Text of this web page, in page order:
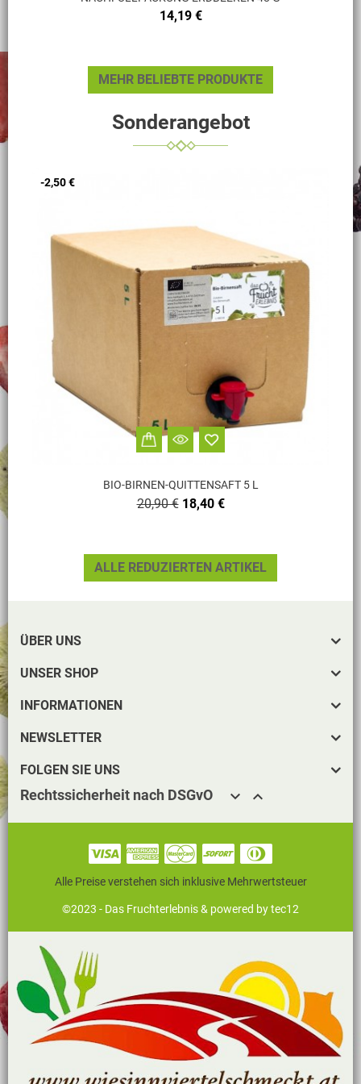
Preis
14,19 €
MEHR BELIEBTE PRODUKTE
Sonderangebot
-2,50 €
BIO-BIRNEN-QUITTENSAFT 5 L
Verkaufspreis
20,90 € Preis
18,40 €
ALLE REDUZIERTEN ARTIKEL
ÜBER UNS
UNSER SHOP
INFORMATIONEN
NEWSLETTER
FOLGEN SIE UNS
Rechtssicherheit nach DSGvO  
Alle Preise verstehen sich inklusive Mehrwertsteuer
©2023 - Das Fruchterlebnis & powered by tec12